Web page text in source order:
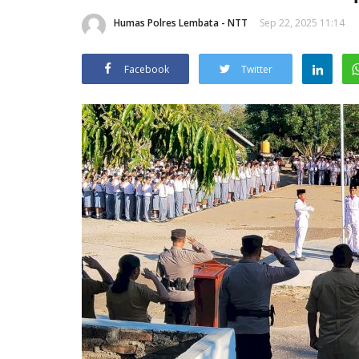
Humas Polres Lembata - NTT Sep 22, 2025 11:14
Facebook Twitter